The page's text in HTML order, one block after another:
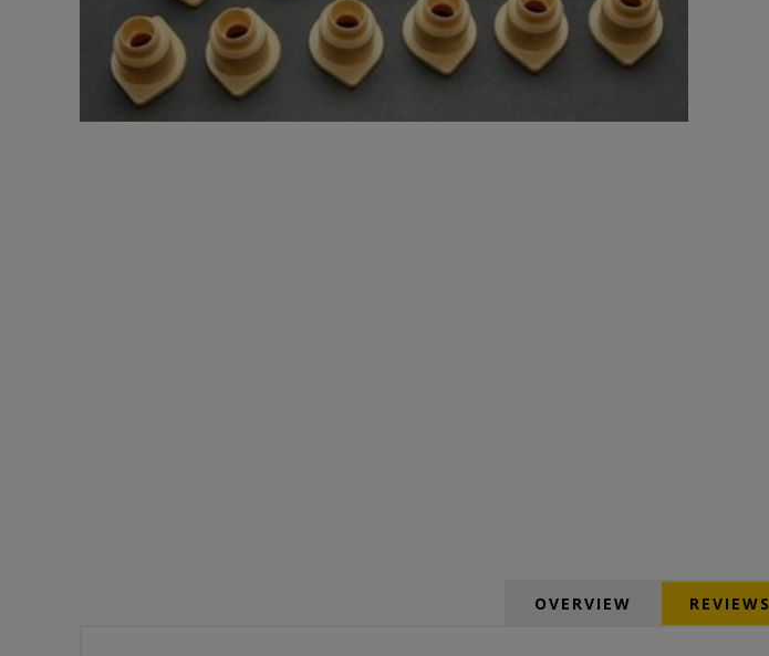
OVERVIEW REVIEWS